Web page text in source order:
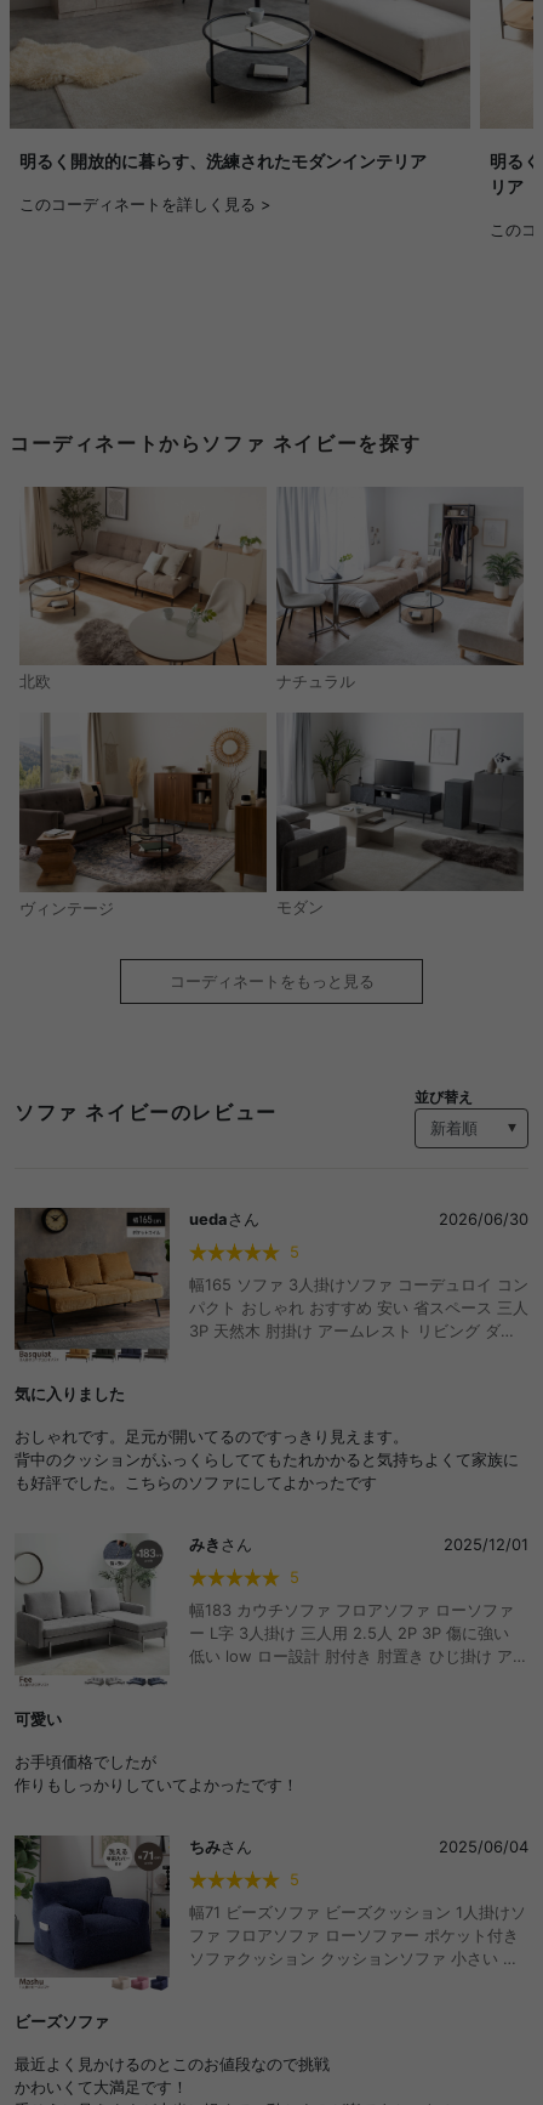
明るく開放的に暮らす、洗練されたモダンインテリア
このコーディネートを詳しく見る >
明る
リア
この
コーディネートからソファ ネイビーを探す
北欧 ナチュラル
ヴィンテージ モダン
コーディネートをもっと見る
ソファ ネイビーのレビュー
並び替え
uedaさん
2026/06/30
5
幅165 ソファ 3人掛けソファ コーデュロイ コン
パクト おしゃれ おすすめ 安い 省スペース 三人
3P 天然木 肘掛け アームレスト リビング ダイ
気に入りました
おしゃれです。足元が開いてるのですっきり見えます。
背中のクッションがふっくらしててもたれかかると気持ちよくて家族に
も好評でした。こちらのソファにしてよかったです
みき さん
2025/12/01
5
幅183 カウチソファ フロアソファ ローソファ
ー L字 3人掛け 三人用 2.5人 2P 3P 傷に強い
低い low ロー設計 肘付き 肘置き ひじ掛け アー
可愛い
お手頃価格でしたが
作りもしっかりしていてよかったです！
ちみさん
2025/06/04
5
幅71 ビーズソファ ビーズクッション 1人掛けソ
ファ フロアソファ ローソファー ポケット付き
ソファクッション クッションソファ 小さい 小
ビーズソファ
最近よく見かけるのとこのお値段なので挑戦
かわいくて大満足です！